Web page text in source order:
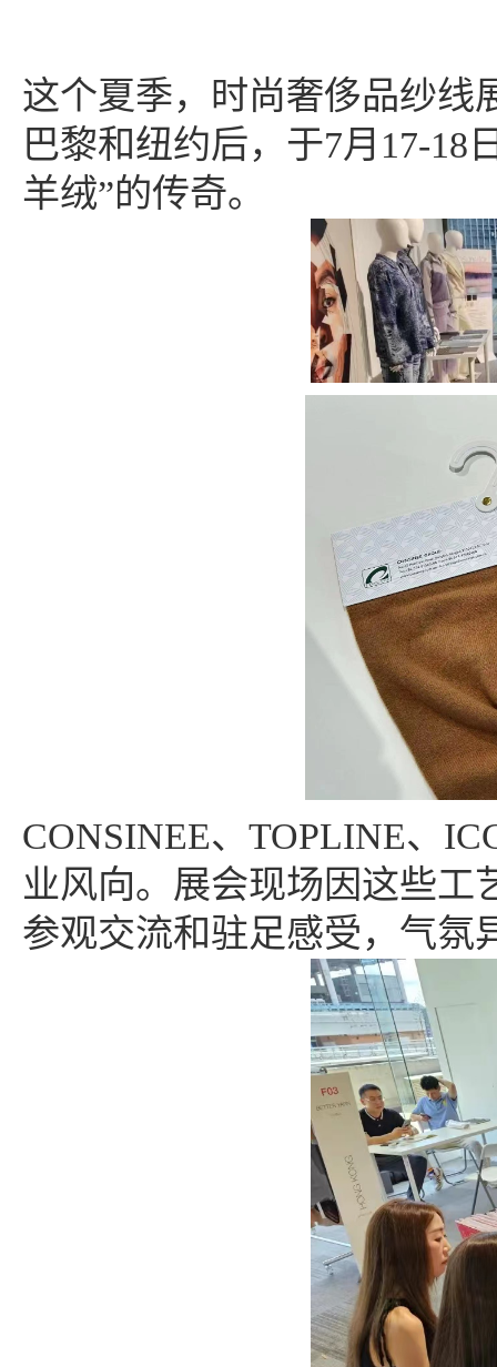
这个夏季，时尚奢侈品纱线
巴黎和纽约后，于7月17-18
羊绒”的传奇。
CONSINEE、TOPLINE、
业风向。展会现场因这些工
参观交流和驻足感受，气氛